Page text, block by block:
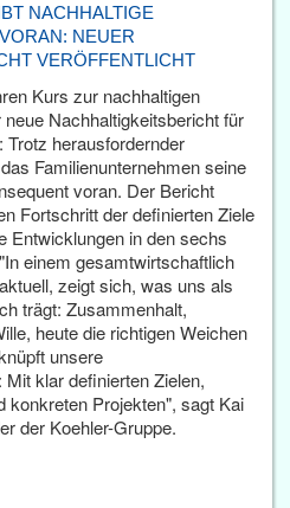
NACHHALTIGE
NEUER
VERÖFFENTLICHT
Kurs zur nachhaltigen
Nachhaltigkeitsbericht für
herausfordernder
Familienunternehmen seine
voran. Der Bericht
Fortschritt der definierten Ziele
Entwicklungen in den sechs
einem gesamtwirtschaftlich
zeigt sich, was uns als
trägt: Zusammenhalt,
heute die richtigen Weichen
unsere
klar definierten Zielen,
konkreten Projekten", sagt Kai
der Koehler-Gruppe.